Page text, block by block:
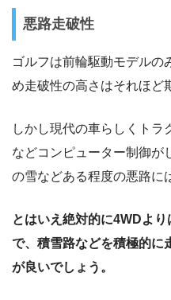
悪路走破性
ゴルフは前輪駆動モデルの
め走破性の高さはそれほど
しかし現代の車らしくトラ
などコンピューター制御が
の雪などある程度の悪路に
とはいえ絶対的に4WDよ
で、積雪路などを積極的に
が良いでしょう。